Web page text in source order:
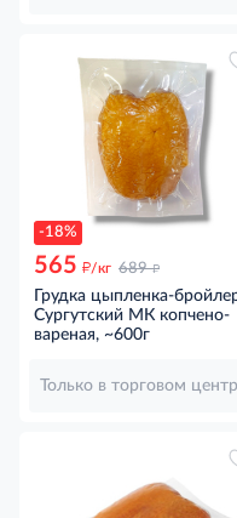
-18%
565 д/кг 689 д
Грудка цыпленка-
Сургутский МК копчено-
вареная, ~600г
Только в торговом